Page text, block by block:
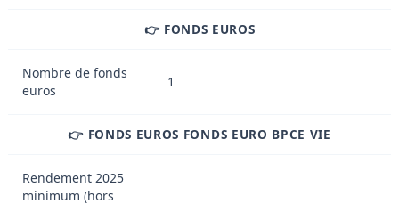
👉 FONDS EUROS
Nombre de fonds
euros
1
👉 FONDS EUROS FONDS EURO BPCE VIE
Rendement 2025
minimum (hors